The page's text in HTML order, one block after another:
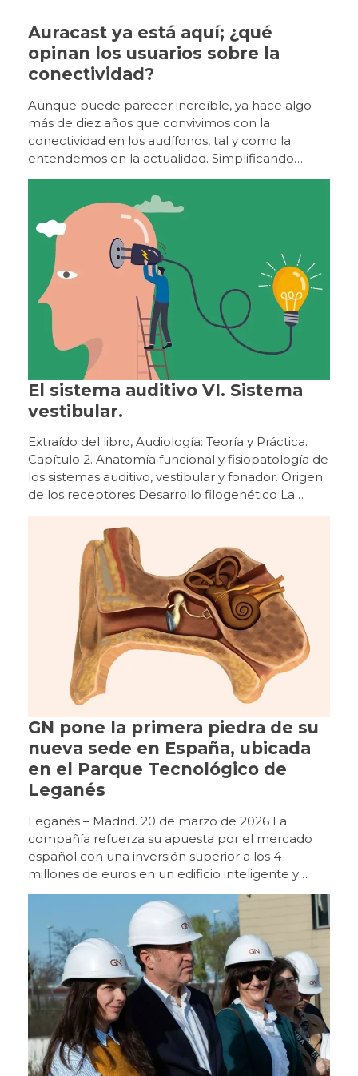
Auracast ya está aquí; ¿qué
opinan los usuarios sobre la
conectividad?
Aunque puede parecer increíble, ya hace algo más de diez años que convivimos con la conectividad en los audífonos, tal y como la entendemos en la actualidad. Simplificando mucho, el esfuerzo por mejorar la comunicación de los usuarios en ambientes ruidosos y de optimizar la relación señal/ruido viene ya de muy lejos, desde la década de los 80, con los sistemas FM y los bucles magnéticos. Ya en los primeros años 2000, algunos fabricantes lanzaron nuevos sistemas de conectividad mediante streamers o accesorios intermedios, hasta que los primeros audífonos con conectividad «directa» hicieron su aparición doce o trece años después. La realidad es que estos nuevos sistemas de conectividad que irrumpieron en el mercado con grandes expectativas, han contribuido a mejorar de forma sensible la calidad de escucha de los usuarios, aunque no están exentos de inconvenientes. En primer lugar, es importante aclarar que no se trata de sistemas «Bluetooth». Para poder utilizar esta denominación, los fabricantes tendrían que someter sus accesorios a un exhaustivo proceso de certificación y cumplir con los estándares de la marca. Este es el motivo por el que cada fabricante ha desarrollado sus propios dispositivos que no son compatibles entre sí y es la razón por la que un audiólogo protésico que trabaje con varias marcas tiene que conocer los accesorios de cada una de ellas. Del mismo modo, un usuario que, por diversas circunstancias, es portador de audífonos de diferente marca o, incluso, de la misma marca pero diferente plataforma (esto último ha mejorado en los últimos años), puede encontrarse con problemas a la hora de adquirir un accesorio compatible con sus dos audífonos. Los nuevos sistemas de conectividad que irrumpieron en el mercado con grandes expectativas hace ya más de una década, han contribuido a mejorar de forma sensible la calidad de escucha de los usuarios, aunque no están exentos de inconvenientes. En lo relativo a la conectividad directa con los teléfonos móviles, tanto Apple como Google/Android crearon sus propios sistemas para comunicarse con audífonos (Mfi y ASHA, respectivamente), una iniciativa procedente de los fabricantes de telefonía móvil, responsables a su vez de garantizar su funcionamiento y coherencia. A medio y largo plazo, la implementación de estos sistemas ha tenido sus inconvenientes; las actualizaciones de los sistemas operativos de los teléfonos sin una verificación adecuada de la conectividad a posteriori han provocado, no en pocas ocasiones, que los audífonos se «nieguen» a conectarse, con el consiguiente quebradero de cabeza de los audiólogos y la desesperación de los usuarios. La aparición de LE (LowEnergy) Audio como una versión universal de Bluetooth puede contribuir a aliviar sustancialmente estas dificultades. Esto no había sido posible hasta ahora porque la versión clásica de Bluetooth tenía demasiado consumo y demasiada latencia (retraso) en el audio, lo que condujo a los fabricantes de audífonos a crear sus propias versiones de conectividad. La generación de un estándar universal impuesto por la marca Bluetooth, mejorará exponencialmente el rendimiento y la consistencia de la comunicación, y supondrá un enorme beneficio tanto para usuarios como para audiólogos protésicos. En conectividad directa con los teléfonos móviles, tanto Apple como Google/Android han desarrollado sus propios sistemas para comunicarse con audífonos : Mfi y ASHA, respectivamente. Auracast encaja perfectamente en este concepto, y es conveniente aclarar en qué consiste el sistema para diferenciarlo de otros coexistentes. Como se ha mencionado, LE Audio es la última versión de Bluetooth para uso general, como llamadas y streaming. Auracast es una nueva versión de LE Audio, aunque se parece más a un sistema de transmisión de radio o una wifi de audio, ya que un número ilimitado de personas puede sintonizar una transmisión de Auracast a través de diferentes dispositivos (auriculares inalámbricos, audífonos, implantes, dispositivos óseos, etc.), y por tanto compartir el audio, algo absolutamente impensable con la tecnología precedente. Hemos oído hablar de Auracast desde hace unos tres años, pero parece que no llega nunca. En realidad, su instauración definitiva en el mercado es inminente (de hecho, ya existen dispositivos que cuentan con esta tecnología). Una de las razones por las que está resultando más compleja su generalización es que hay muchas partes implicadas con necesidades e intereses muy diversos. Por ejemplo, los fabricantes de auriculares tienen unas prioridades y los fabricantes de audífonos tienen otras, y es preciso llegar a un punto de encuentro. Además, Auracast implica la transmisión de audio a través de LE Audio, algo totalmente novedoso ya que previamente este canal solo se utilizaba para la transmisión de datos, precisamente para ahorrar energía. En los audífonos, por ejemplo LE Audio se utilizaba para el manejo de las apps, pero no para la transmisión de audio directa. Auracast se parece más a un sistema de transmisión de radio o una wifi de audio, ya que permite que un número ilimitado de personas pueda sintonizar una transmisión a través de diferentes dispositivos, algo impensable con la tecnología precedente. El proceso va avanzando notablemente. Es muy importante aclarar que LE Audio y Auracast son dos productos relacionados pero diferentes. Así, LE Audio es absolutamente imprescindible para Auracast, pero no a la inversa, por lo que puede haber un audífono o un auricular que sea compatible con LE Audio, pero no con Auracast. Todos los fabricantes van haciendo sus progresos en este sentido. Actualmente, los audífonos Nexia y Vivia de GN y los Jabra Enhance Pro, los Samsung Galaxy Buds 2 Pro y los auriculares SennheiserMomentum TWS4 son compatibles con LE Audio y Auracast, y quizá ya haya alguno más. Otros fabricantes cuentan con la compatibilidad e incorporarán esta tecnología mediante una actualización de software, como es el caso de las últimas plataformas de Signia, Oticon y Cochlear. Esta tendencia propiciará una progresiva evolución hacia el estándar universal y los sistemas independientes de transmisión de cada fabricante irán desapareciendo en favor de esta nueva tecnología más fácil y accesible para todos. Del mismo modo, los accesorios basados en Auracast, ya sean micrófonos remotos o accesorios de televisión, serán compatibles con todos los audífonos que incorporen esta tecnología, independientemente de la marca. LE Audio y Auracast son dos productos relacionados pero diferentes: LE Audio es absolutamente imprescindible para Auracast, pero no a la inversa, por lo que puede haber un audífono o un auricular que sea compatible con LE Audio, pero no con Auracast. La incorporación de Auracast en la vida de los usuarios dependerá en gran medida de los dispositivos y de los lugares que decidan ofrecerlo. En el ámbito personal, los usuarios de audífonos experimentarán Auracast por primera vez con la conexión a los dispositivos de televisión y los micrófonos remotos, y poco a poco los accesorios serán menos necesarios a medida que los televisores incorporen directamente la transmisión Auracast (algunos ya la tienen). En lo que respecta a la vida social y laboral, se avecinan igualmente muchos cambios relacionados con esta nueva tecnología. Así, por ejemplo, será posible mejorar la acústica de una sala de reuniones con un dispositivo Auracast, escuchar la transmisión de un comentarista deportivo en un bar con mucha gente, escuchar a los funcionarios de los organismos públicos cuando hablan detrás del mostrador, o recibir con mayor calidad el audio en el cine o en el teatro. En el ámbito personal, los usuarios de audífonos experimentarán Auracast por primera vez con la conexión a los dispositivos de televisión y los micrófonos remotos. Sabemos que el avance de esta tecnología es imparable y que sin duda la conectividad, como se ha mencionado al principio, ha supuesto una mejora considerable en la calidad de escucha de los usuarios de audífonos. Pero… ¿Qué opinan los propios usuarios al respecto? Parece obvio que conocer la opinión de los pacientes puede aportar una información de primer orden en la evolución de los nuevos estándares de transmisión de audio. Que la conectividad ha marcado un antes y un después en la evolución de la tecnología auditiva parece una afirmación incuestionable. El MarkeTrak de 2022, sitúa la tasa de satisfacción de los usuarios de audífonos con capacidad de transmisión diez puntos porcentuales por encima de la de los usuarios de audífonos convencionales. Del mismo modo, los usuarios valoraron la capacidad de transmisión como la tercera característica más impactante de su experiencia auditiva, por detrás de la recarga y del control de volumen. Los estudios realizados para valorar las bondades de la conectividad se han centrado en analizar la mejora en la comprensión del habla, pero han prestado menor atención a la calidad del sonido transmitido. Algunas investigaciones han analizado las diferencias entre fabricantes en términos de calidad de transmisión. No obstante, para tomar en consideración estos resultados, es importante tener en cuenta variables como el acoplador de oído, ya que se ha demostrado que la calidad de audición de la transmisión disminuye cuanto menos ocluido está el canal auditivo, es decir, cuanto más abierta es la adaptación, hasta el punto de que algunos usuarios de adaptación abierta optan por volver a sus sistemas «tradicionales» de escucha (como auriculares inalámbricos), para la recepción de llamada o la escucha directa de audio desde sus dispositivos móviles. Un reciente estudio sobre conectividad revela que un 35% de los usuarios de audífonos encuestados consideró que la transmisión era conveniente y práctica tanto para las llamadas, como para el acceso directo a audios. Se recibieron 1.479 encuestas contestadas. En primer
El sistema auditivo VI. Sistema
vestibular.
Extraído del libro, Audiología: Teoría y Práctica. Capítulo 2. Anatomía funcional y fisiopatología de los sistemas auditivo, vestibular y fonador. Origen de los receptores Desarrollo filogenético La percepción de la aceleración lineal y angular por los distintos receptores vestibulares permite que todas las especies animales que los poseen puedan orientarse en el espacio terrestre, aéreo y acuático de nuestro planeta. Esencialmente, desde que surgió la función del equilibrio en los primitivos organismos animales prehistóricos ha permanecido sin cambios hasta la actualidad, aunque morfológicamente los órganos sensoriales se han ido especializando y evolucionando según las diversas especies. El más simple es el estatocisto, consistente en una invaginación de la superficie animal (medusa, esponja) con líquido en su interior y una partícula calcárea que hace presión y desplaza los cilios de las células receptoras (localizadas en una región de la pared, similar a la mácula del sáculo). En función de la fuerza de la gravedad que se ejerce sobre dichas células, estos organismos mantienen una orientación espacial con sentido y dirección vertical. Posteriormente, en algunos moluscos, como el pulpo y la sepia, surgieron las primeras crestas, además del estatocisto, lo que permitió responder a movimientos de aceleración angular, con presencia de nistagmo. La complejidad del laberinto posterior progresa en un grupo de vertebrados con la aparición de los primeros conductos semicirculares verticales y con el cierre de la invaginación del estatocisto, formando una vesícula aislada en el interior, con líquido de producción endógena (endolinfa). La lamprea alcanza una estructura de canales anterior y posterior (con dilataciones bullosas, las ampollas, cada una con un primitivo receptor en forma de cresta), comunicados por un saco bilobulado con mácula sacular y utricular separadas, donde se localizan las células sensoriales. La aparición del canal semicircular horizontal en los primeros peces óseos y cartilaginosos (con mandíbula) permitió un mayor control del espacio tridimensional. A partir del máximo desarrollo de dichas estructuras vestibulares en los peces modernos (hace 100 millones de años), se ha llegado al más alto grado de perfección morfofuncional del órgano del equilibrio. En los vertebrados superiores, las vías nerviosas vestibulares centrales son cada vez más complejas debido a un desarrollo paralelo de aquellos sistemas aferentes que intervienen para mantener el equilibrio. Desarrollo ontogenético En un embrión humano de 19 a 21 días (2 mm de longitud corono- caudal), en el ectodermo superficial de la porción cefálica a la altura del rombo encéfalo, se diferencian las primitivas células que forman la placoda ótica. Tras su invaginación (fosa ótica), la separación de la superficie dará origen al otocisto o vesícula ótica (28 días). A partir de su porción dorsal derivarán las diferentes partes del sistema vestibular (laberinto posterior) y desde su porción ventral surgirán las estructuras de la cóclea (laberinto anterior). Hacia la quinta semana (embrión de 8-9 mm) se forman unos pliegues en la pared del otocisto que corresponderán a los receptores vestibulares. Estos se identifican como sáculo, utrículo y los tres conductos semicirculares (a las 6,5 semanas, 14 mm). En la décima semana (50 mm) todo el laberinto membranoso es muy evidente y se forma a su alrededor un modelo cartilaginoso a partir de la cápsula ótica mesenquimal (Sadler, 2012; Suárez y cols., 2007). Origen de las vías vestibulares centrales Desarrollo filogenético En los vertebrados superiores, las vías nerviosas vestibulares centrales son cada vez más complejas debido a un desarrollo paralelo de aquellos sistemas aferentes que intervienen para mantener el equilibrio (visión y propiocepción), cuyas respectivas vías nerviosas interactúan con la vestibular. La organización de los núcleos vestibulares supraespinales, integrados en la formación reticular, se empieza a observar en la lamprea, con dos agrupaciones neuronales (núcleos dorsal y ventral). A partir de los peces teleósteos se identifican cuatro agrupaciones que van aumentando en el número de células en los vertebrados superiores. Las conexiones vestíbulo-espinales son necesarias para el mantenimiento de la orientación corporal en los vertebrados primitivos. Cuando se incorporan funciones más complejas en animales más evolucionados, aparecen conexiones vestíbulo-cerebelosas y vestíbulo-oculares, siendo menos relevantes las vestíbulo-espinales (Bartual y Pérez, 1998). Desarrollo ontogenético A partir del primitivo ganglio estatoacústico-facial (embrión humano de 28 días), derivado de la porción ventral del otocisto y alojado en la mesénquima circundante, se diferencia (décima semana) el ganglio espiral (situado cerca del receptor auditivo en la cóclea) y el ganglio vestibular o de Scarpa (próximo al conducto auditivo interno). En estas primitivas neuronas ganglionares van apareciendo unas delgadas prolongaciones citoplasmáticas en polos opuestos de las células. La prolongación periférica (dendrita) se dirige hacia las respectivas regiones del laberinto membranoso, donde se localizarán los órganos sensoriales. La prolongación central (axón) se dirige a regiones del rombo encéfalo donde, a medida que progrese el desarrollo del sistema nervioso central, se diferenciarán las neuronas que constituirán los futuros núcleos vestibulares. Los órganos sensoriales vestibulares alcanzan una maduración con aspecto semejante al adulto hacia la vigésimo tercera semana de gestación. Entre la decimoprimera y la decimotercera semana, cuando se empiezan a diferenciar las células sensoriales en los epitelios de las regiones que corresponderán a las máculas y crestas ampulares, también se pueden identificar terminaciones nerviosas aferentes y eferentes, que se distribuyen por dicho epitelio y establecen algunas sinapsis. Los órganos sensoriales vestibulares alcanzan una maduración con aspecto semejante al adulto hacia la vigésimo tercera semana (Bartual y Pérez, 1998; Suárez y cols., 2007). Malformaciones del sistema vestibular Las malformaciones del oído interno que afectan a los conductos semicirculares y al acueducto del vestíbulo, son las que suelen causar vértigos en la infancia. Sin embargo, la malformación más frecuente, la dilatación del conducto semicircular horizontal, es raro que se asocie con un trastorno del equilibrio. Los casos de agenesia de los conductos semicirculares son poco frecuentes y suelen ocasionar un trastorno en la marcha. Las malformaciones del oído interno que afectan a los conductos semicirculares y al acueducto del vestíbulo, son las que suelen causar vértigos en la infancia. Anatomía del aparato vestibular periférico Figura 13Receptores sensoriales del equilibrio El sistema vestibular está constituido por el aparato vestibular (contenido dentro del oído interno, donde se encuentran los órganos receptores sensoriales periféricos) y por las vías vestibulares o vías nerviosas sensoriales centrales (aferente y eferente). Vestíbulo En el interior del vestíbulo del laberinto óseo se distinguen el utrículo y el sáculo del laberinto membranoso. Estos se comunican entre sí por el conducto utrículo-sacular, del que parte el conducto endolinfático (alojado en el acueducto vestibular) que acaba en el saco endolinfático situado en el espacio subdural de la cavidad craneal, al nivel de la cara posterior del peñasco. Las máculas sacular y utricular son órganos receptores integrados por células de soporte y células receptoras sensoriales ciliadas recubiertas por una membrana horizontal, con componentes mucopolisacáridos, sobre la que hay una serie de cristales de carbonato cálcico u otolitos. En las máculas utricular y sacular existe una línea imaginaria, la estriola, donde se organizan los manojos de células ciliares a ambos lados y con polarizaciones opuestas. El utrículo es una cavidad conectada a los conductos semicirculares. En el plano horizontal y en su parte anterior, se ubica la mácula (órgano otolítico), pequeña vesícula, aplanada transversalmente y adherida a la fosita semiovoidea, donde se sitúan las células sensoriales o ciliares. Estas son semejantes a las de las ampollas de los conductos semicirculares (con estereocilios y un kinocilio) y con la misma actividad eléctrica. La mácula del utrículo, al estar colocada en el suelo, tiene una orientación horizontal, captando las lateralizaciones hacia los lados, o las inclinaciones de la cabeza y sus desplazamientos lineales hacia atrás y hacia delante. El sáculo está situado por debajo del utrículo, es una pequeña vesícula redondeada adherida a la fosita hemisférica. Al nivel de esta fosita se encuentra la mácula del sáculo. En las máculas utricular y sacular existe una línea imaginaria (estriola) donde se organizan los manojos de células ciliares a ambos lados y con polarizaciones opuestas. Los estereocilios, están inmersos en una sustancia gelatinosa, la membrana otolítica, que soporta concreciones calcáreas (carbonato cálcico), los otolitos o estatoconias. Estos ejercen una acción gravitacional sobre el conjunto de estereocilios y de la sustancia gelatinosa. Los otolitos están anclados en la masa gelatinosa mediante fibras de colágeno, pero pueden desprenderse y disolverse por el espacio endolinfático (Bartual y Pérez, 1998; Suárez y cols., 2007; Williams, 1998). Conductos semicirculares En el interior de los tres conductos semicirculares óseos se encuentran los membranosos, que comunican con el utrículo alojado en el vestíbulo óseo. Están dispuestos en ángulo recto uno respecto al otro, en los tres planos del espacio: los dos de posición vertical son los conductos semicirculares anterior y posterior, y el horizontal, es el conducto semicircular lateral. Tal posición hace posible que
GN pone la primera piedra de su
nueva sede en España, ubicada
en el Parque Tecnológico de
Leganés
Leganés – Madrid. 20 de marzo de 2026 La
compañía refuerza su apuesta por el mercado
español con una inversión superior a los 4
millones de euros en un edificio inteligente y
sostenible que será centro de referencia en
puesta de la primera piedra de su futura sede en
España, un nuevo edificio ubicado en la Avenida
Juan Caramuel, en el Parque Tecnológico de
Leganés, que marcará un nuevo hito en el
desarrollo de la compañía en nuestro país. Con
una inversión superior a los 4 millones de euros,
el proyecto contempla la construcción de un
edificio de 4.000 metros cuadrados, de los que
aproximadamente la mitad se destinarán a